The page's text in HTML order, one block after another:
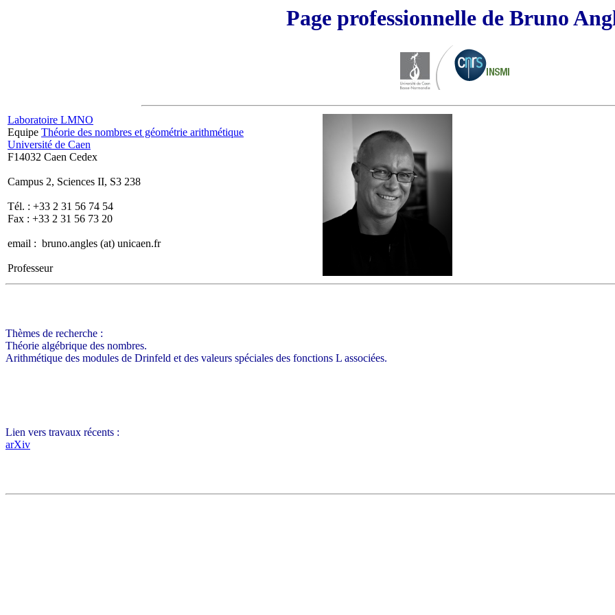
Page professionnelle de Bruno
Laboratoire LMNO
Equipe Théorie des nombres et géométrie arithmétique
Université de Caen
F14032 Caen Cedex
Campus 2, Sciences II, S3 238
Tél. : +33 2 31 56 74 54
Fax : +33 2 31 56 73 20
email : bruno.angles (at) unicaen.fr
Professeur
Thèmes de recherche :
Théorie algébrique des nombres.
Arithmétique des modules de Drinfeld et des valeurs spéciales des fonctions L associées.
Lien vers travaux récents :
arXiv